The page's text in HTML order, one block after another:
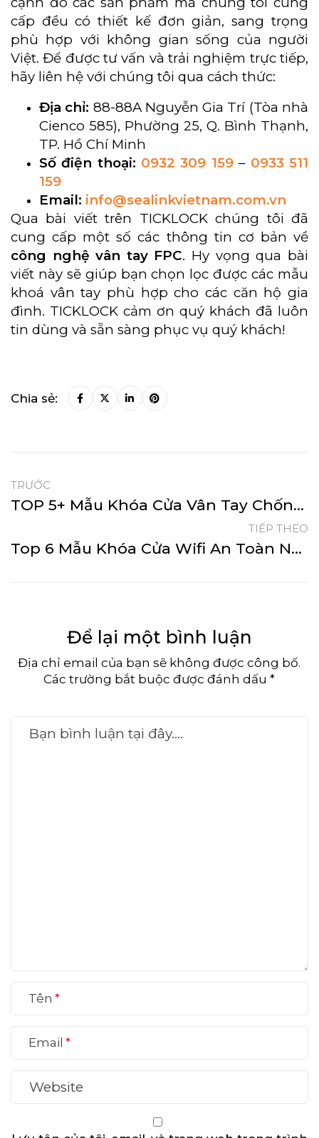
cấp đều có thiết kế đơn giản, sang trọng
phù hợp với không gian sống của người
Việt. Để được tư vấn và trải nghiệm trực tiếp,
hãy liên hệ với chúng tôi qua cách thức:
Địa chỉ: 88-88A Nguyễn Gia Trí (Tòa nhà
Cienco 585), Phường 25, Q. Bình Thạnh,
TP. Hồ Chí Minh
Số điện thoại: 0932 309 159– 0933 511
159
Email: info@sealinkvietnam.com.vn
Qua bài viết trên TICKLOCK chúng tôi đã
cung cấp một số các thông tin cơ bản về
công nghệ vân tay FPC. Hy vọng qua bài
viết này sẽ giúp bạn chọn lọc được các mẫu
khoá vân tay phù hợp cho các căn hộ gia
đình. TICKLOCK cảm ơn quý khách đã luôn
tin dùng và sẵn sàng phục vụ quý khách!
Chia sẻ:
TRƯỚC
TOP 5+ Mẫu Khóa Cửa Vân Tay Chống Nước Tốt Nhất 2026
TIẾP THEO
Top 6 Mẫu Khóa Cửa Wifi An Toàn Nhất Hiện Nay
Để lại một bình luận
Địa chỉ email của bạn sẽ không được công bố.
Các trường bắt buộc được đánh dấu *
Tên
Email